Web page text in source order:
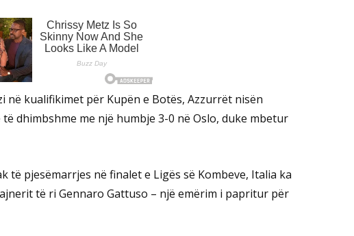
në kualifikimet për Kupën e Botës, Azzurrët nisën
dhimbshme me një humbje 3-0 në Oslo, duke mbetur
të pjesëmarrjes në finalet e Ligës së Kombeve, Italia ka
të ri Gennaro Gattuso – një emërim i papritur për